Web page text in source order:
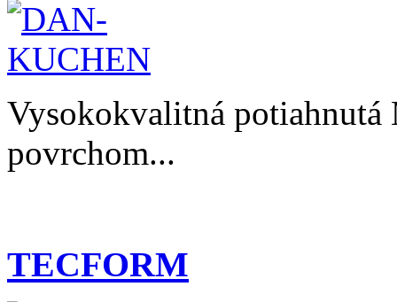
Vysokokvalitná potiahnutá
povrchom...
TECFORM